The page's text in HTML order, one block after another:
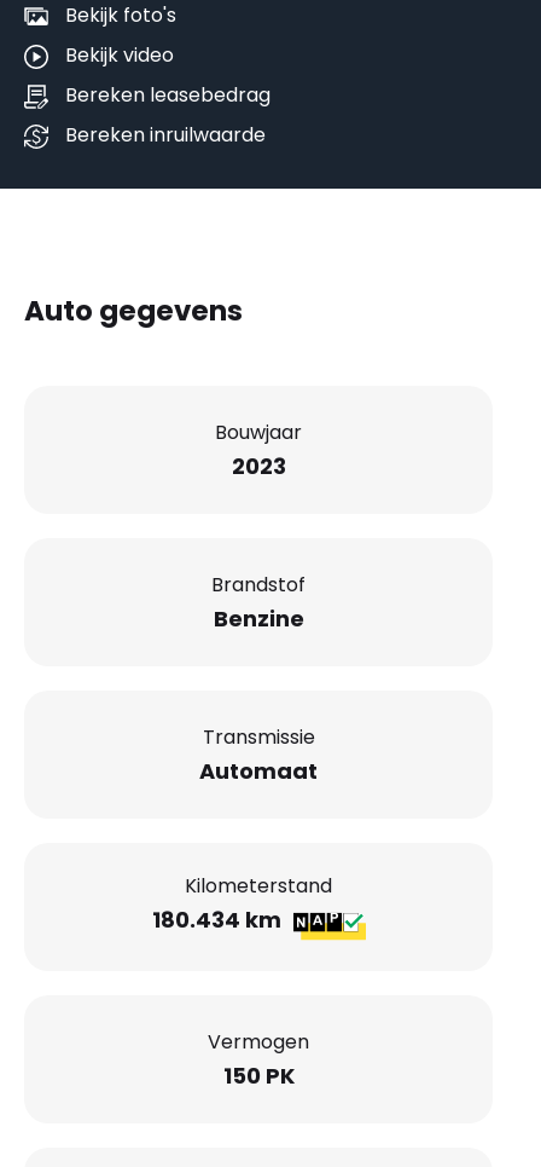
Bekijk foto's
Bekijk video
Bereken leasebedrag
Bereken inruilwaarde
Auto gegevens
Bouwjaar
2023
Brandstof
Benzine
Transmissie
Automaat
Kilometerstand
180.434 km
Vermogen
150 PK